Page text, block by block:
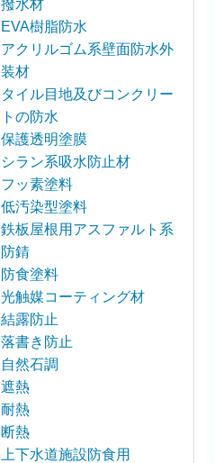
撥水材
EVA樹脂防水
アクリルゴム系壁面防水外
装材
タイル目地及びコンクリー
トの防水
保護透明塗膜
シラン系吸水防止材
フッ素塗料
低汚染型塗料
鉄板屋根用アスファルト系
防錆
防食塗料
光触媒コーティング材
結露防止
落書き防止
自然石調
遮熱
耐熱
断熱
上下水道施設防食用